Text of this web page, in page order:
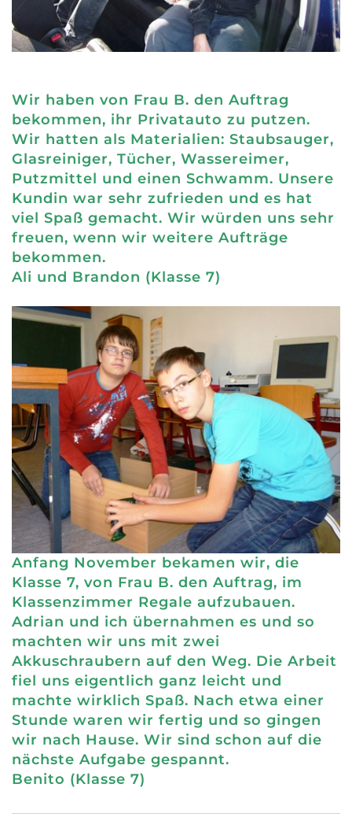
Wir haben von Frau B. den Auftrag
bekommen, ihr Privatauto zu putzen.
Wir hatten als Materialien: Staubsauger,
Glasreiniger, Tücher, Wassereimer,
Putzmittel und einen Schwamm. Unsere
Kundin war sehr zufrieden und es hat
viel Spaß gemacht. Wir würden uns sehr
freuen, wenn wir weitere Aufträge
bekommen.
Ali und Brandon (Klasse 7)
Anfang November bekamen wir, die
Klasse 7, von Frau B. den Auftrag, im
Klassenzimmer Regale aufzubauen.
Adrian und ich übernahmen es und so
machten wir uns mit zwei
Akkuschraubern auf den Weg. Die Arbeit
fiel uns eigentlich ganz leicht und
machte wirklich Spaß. Nach etwa einer
Stunde waren wir fertig und so gingen
wir nach Hause. Wir sind schon auf die
nächste Aufgabe gespannt.
Benito (Klasse 7)